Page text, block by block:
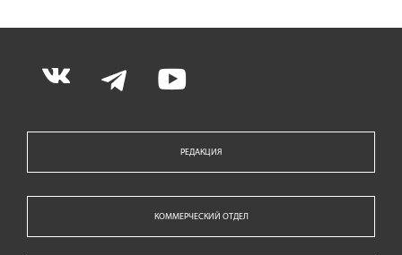
РЕДАКЦИЯ
КОММЕРЧЕСКИЙ ОТДЕЛ